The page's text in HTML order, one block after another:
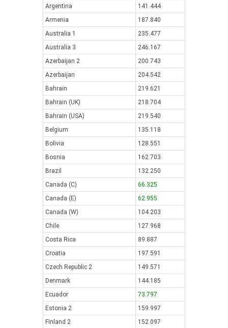
Argentina
141.444
Armenia
187.840
Australia 1
235.477
Australia 3
246.167
Azerbaijan 2
200.743
Azerbaijan
204.542
Bahrain
219.621
Bahrain (UK)
218.704
Bahrain (USA)
219.540
Belgium
135.118
Bolivia
128.551
Bosnia
162.703
Brazil
132.250
Canada (C)
66.325
Canada (E)
62.955
Canada (W)
104.203
Chile
127.968
Costa Rica
89.887
Croatia
197.591
Czech Republic 2
149.571
Denmark
144.185
Ecuador
73.797
Estonia 2
159.997
Finland 2
152.097